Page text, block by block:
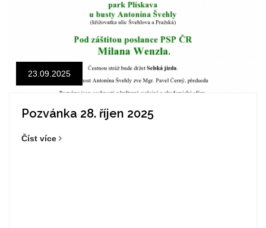
23.09.2025
Pozvánka 28. říjen 2025
Číst více